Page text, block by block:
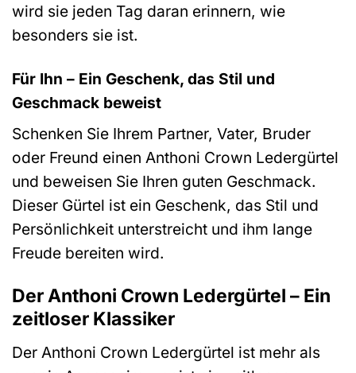
wird sie jeden Tag daran erinnern, wie
besonders sie ist.
Für Ihn – Ein Geschenk, das Stil und
Geschmack beweist
Schenken Sie Ihrem Partner, Vater, Bruder
oder Freund einen Anthoni Crown Ledergürtel
und beweisen Sie Ihren guten Geschmack.
Dieser Gürtel ist ein Geschenk, das Stil und
Persönlichkeit unterstreicht und ihm lange
Freude bereiten wird.
Der Anthoni Crown Ledergürtel – Ein
zeitloser Klassiker
Der Anthoni Crown Ledergürtel ist mehr als